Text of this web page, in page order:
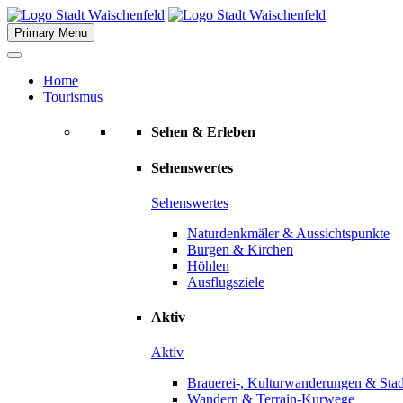
Skip
to
content
Primary Menu
Home
Tourismus
Sehen & Erleben
Sehenswertes
Sehenswertes
Naturdenkmäler & Aussichtspunkte
Burgen & Kirchen
Höhlen
Ausflugsziele
Aktiv
Aktiv
Brauerei-, Kulturwanderungen &
Wandern & Terrain-Kurwege